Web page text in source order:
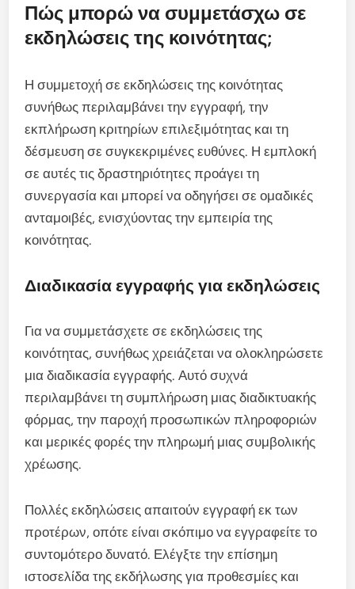
Πώς μπορώ να συμμετάσχω σε
εκδηλώσεις της κοινότητας;
Η συμμετοχή σε εκδηλώσεις της κοινότητας
συνήθως περιλαμβάνει την εγγραφή, την
εκπλήρωση κριτηρίων επιλεξιμότητας και τη
δέσμευση σε συγκεκριμένες ευθύνες. Η εμπλοκή
σε αυτές τις δραστηριότητες προάγει τη
συνεργασία και μπορεί να οδηγήσει σε ομαδικές
ανταμοιβές, ενισχύοντας την εμπειρία της
κοινότητας.
Διαδικασία εγγραφής για εκδηλώσεις
Για να συμμετάσχετε σε εκδηλώσεις της
κοινότητας, συνήθως χρειάζεται να ολοκληρώσετε
μια διαδικασία εγγραφής. Αυτό συχνά
περιλαμβάνει τη συμπλήρωση μιας διαδικτυακής
φόρμας, την παροχή προσωπικών πληροφοριών
και μερικές φορές την πληρωμή μιας συμβολικής
χρέωσης.
Πολλές εκδηλώσεις απαιτούν εγγραφή εκ των
προτέρων, οπότε είναι σκόπιμο να εγγραφείτε το
συντομότερο δυνατό. Ελέγξτε την επίσημη
ιστοσελίδα της εκδήλωσης για προθεσμίες και